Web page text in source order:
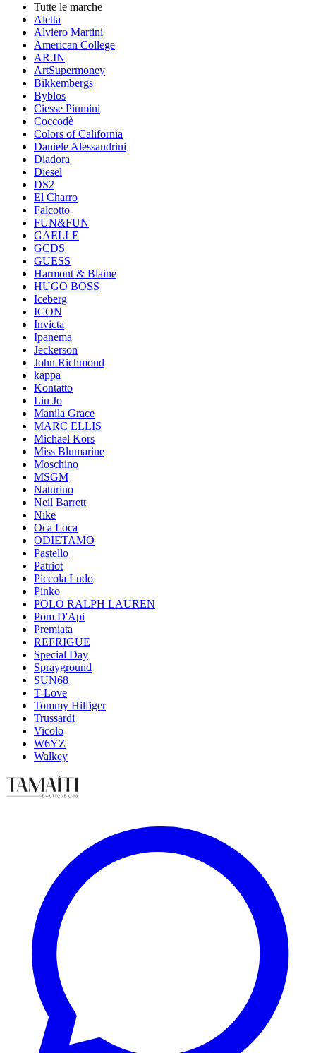
Tutte le marche
Aletta
Alviero Martini
American College
AR.IN
ArtSupermoney
Bikkembergs
Byblos
Ciesse Piumini
Coccodè
Colors of California
Daniele Alessandrini
Diadora
Diesel
DS2
El Charro
Falcotto
FUN&FUN
GAELLE
GCDS
GUESS
Harmont & Blaine
HUGO BOSS
Iceberg
ICON
Invicta
Ipanema
Jeckerson
John Richmond
kappa
Kontatto
Liu Jo
Manila Grace
MARC ELLIS
Michael Kors
Miss Blumarine
Moschino
MSGM
Naturino
Neil Barrett
Nike
Oca Loca
ODIETAMO
Pastello
Patriot
Piccola Ludo
Pinko
POLO RALPH LAUREN
Pom D'Api
Premiata
REFRIGUE
Special Day
Sprayground
SUN68
T-Love
Tommy Hilfiger
Trussardi
Vicolo
W6YZ
Walkey